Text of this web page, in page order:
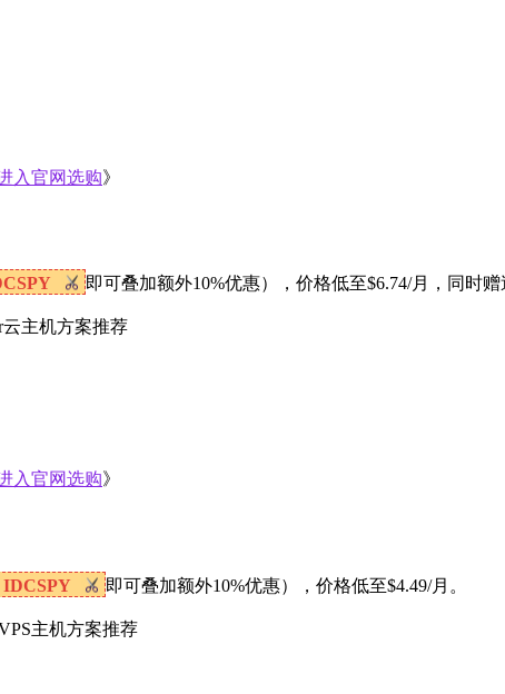
入官网选购》
即可叠加额外10%优惠），价格低至$6.74/月，同时赠
云主机方案推荐
入官网选购》
IDCSPY 即可叠加额外10%优惠），价格低至$4.49/月。
主机方案推荐